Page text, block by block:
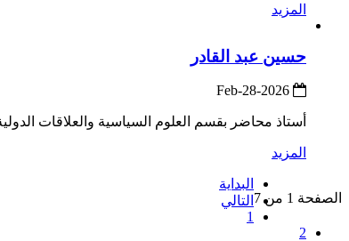
المزيد
حسين عبد القادر
أستاذ محاضر بقسم العلوم السياسية والعلاقات
المزيد
الصفحة 1 من 7
البداية
التالي
1
2